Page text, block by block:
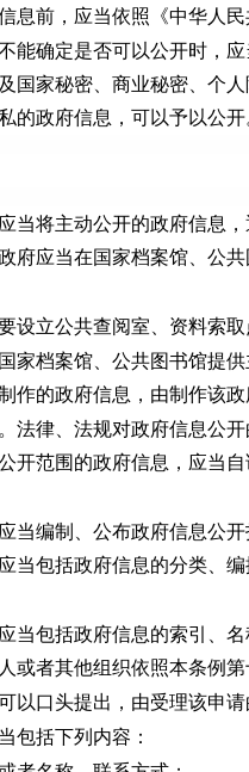
前，应当依照《中华人民
确定是否可以公开时，应
家秘密、商业秘密、个人
的政府信息，可以予以公开
将主动公开的政府信息，
应当在国家档案馆、公共
立公共查阅室、资料索取
档案馆、公共图书馆提供
的政府信息，由制作该政
法律、法规对政府信息公
范围的政府信息，应当自
编制、公布政府信息公开
包括政府信息的分类、编
包括政府信息的索引、名
者其他组织依照本条例第
以口头提出，由受理该申
括下列内容：